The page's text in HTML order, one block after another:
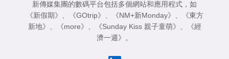
新傳媒集團的數碼平台包括多個網站和應用程式，如
《新假期》
《GOtrip》 《NM+新Monday》
《東方
新地》
《more》 《Sunday Kiss 親子童萌》
《經
濟一週》
。